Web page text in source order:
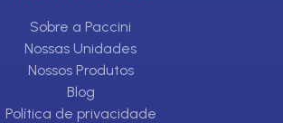
Sobre a Paccini
Nossas Unidades
Nossos Produtos
Blog
Política de privacidade